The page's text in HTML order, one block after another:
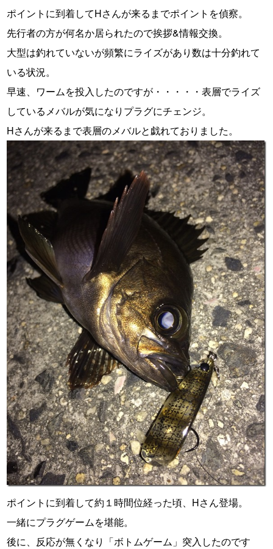
ポイントに到着してHさんが来るまでポイントを偵察。
先行者の方が何名か居られたので挨拶&情報交換。
大型は釣れていないが頻繁にライズがあり数は十分釣れて
いる状況。
早速、ワームを投入したのですが・・・・・表層でライズ
しているメバルが気になりプラグにチェンジ。
Hさんが来るまで表層のメバルと戯れておりました。
ポイントに到着して約１時間位経った頃、Hさん登場。
一緒にプラグゲームを堪能。
後に、反応が無くなり「ボトムゲーム」突入したのです